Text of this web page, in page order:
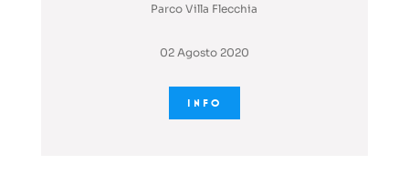
Parco Villa Flecchia
02 Agosto 2020
INFO